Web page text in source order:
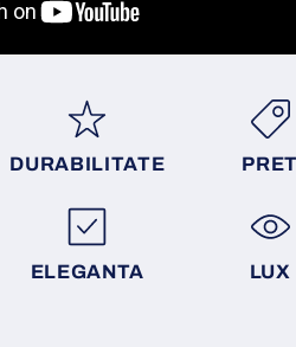
DURABILITATE PRET
ELEGANTA LUX